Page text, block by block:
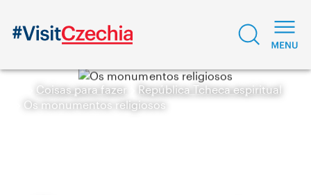
Coisas para fazer
República Tcheca espiritual
Os monumentos religiosos